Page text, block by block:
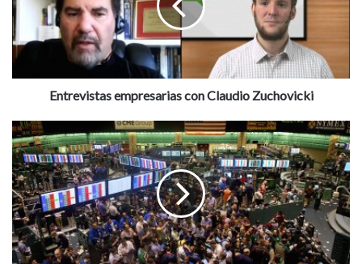
Zuchovicki
Entrevistas empresarias con Claudio Zuchovicki
Escenario
contradictorio
en
el
mercado
de
granos.